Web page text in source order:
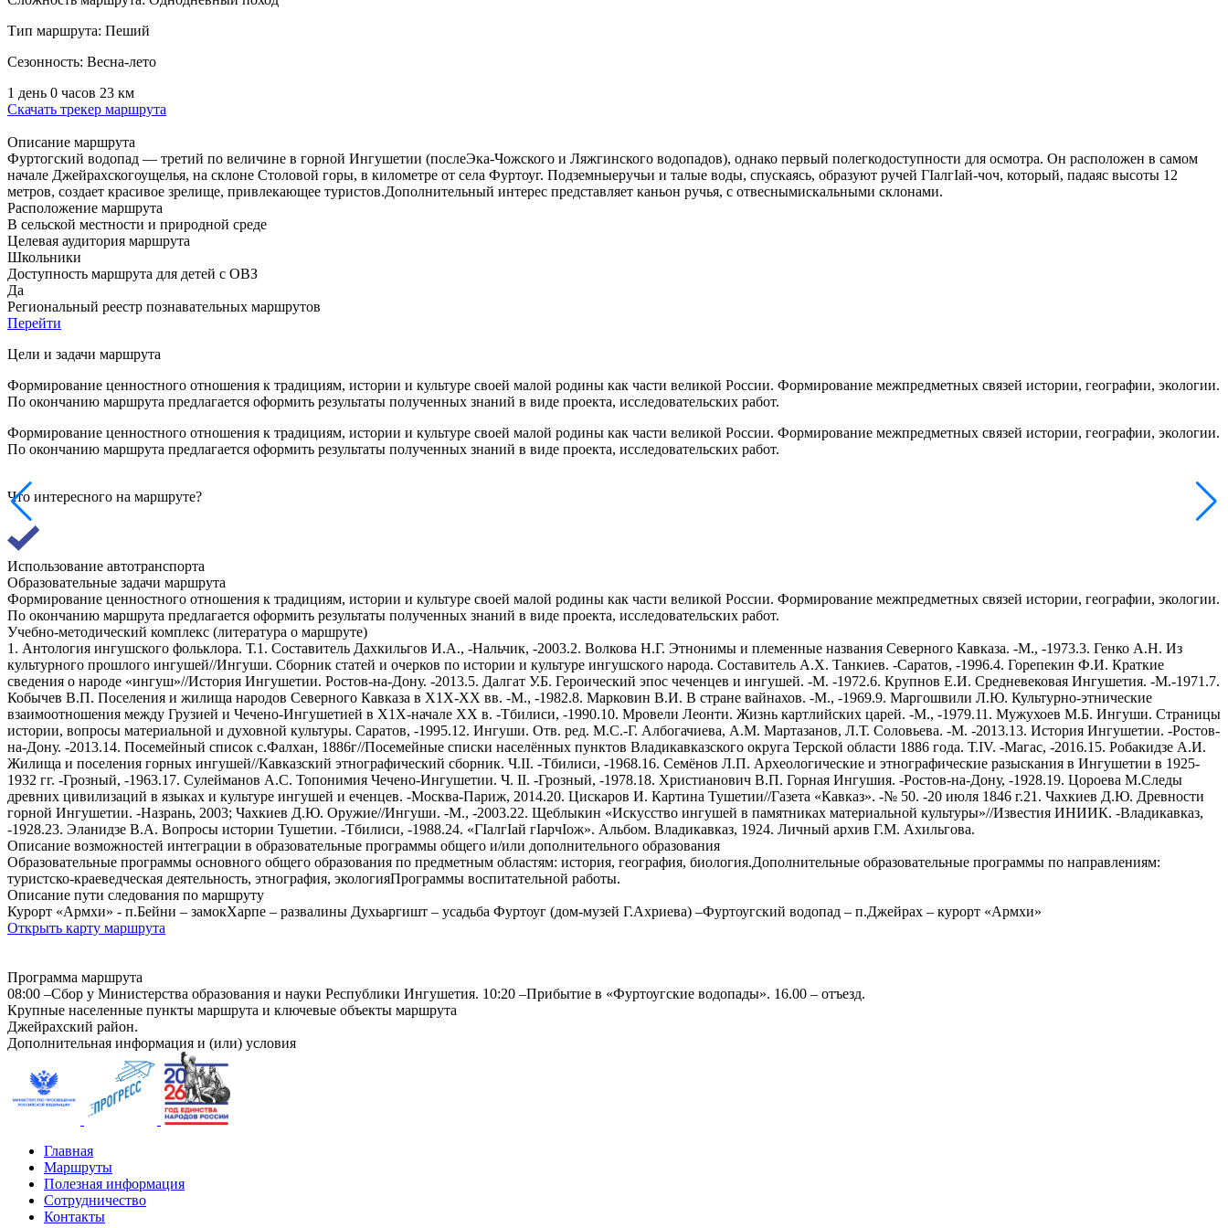
Тип маршрута: Пеший
Сезонность: Весна-лето
1 день 0 часов 23 км
Скачать трекер маршрута
Описание маршрута
Фуртогский водопад — третий по величине в горной Ингушетии (послеЭка-Чожского и Ляжгинского водопадов), однако первый полегкодоступности для осмотра. Он расположен в самом
начале Джейрахскогоущелья, на склоне Столовой горы, в километре от села Фуртоуг. Подземныеручьи и талые воды, спускаясь, образуют ручей ГIалгIай-чоч, который, падаяс высоты 12
метров, создает красивое зрелище, привлекающее туристов.Дополнительный интерес представляет каньон ручья, с отвеснымискальными склонами.
Расположение маршрута
В сельской местности и природной среде
Целевая аудитория маршрута
Школьники
Доступность маршрута для детей с ОВЗ
Да
Региональный реестр познавательных маршрутов
Перейти
Цели и задачи маршрута
Формирование ценностного отношения к традициям, истории и культуре своей малой родины как части великой России. Формирование межпредметных связей истории, географии, экологии.
По окончанию маршрута предлагается оформить результаты полученных знаний в виде проекта, исследовательских работ.
Формирование ценностного отношения к традициям, истории и культуре своей малой родины как части великой России. Формирование межпредметных связей истории, географии, экологии.
По окончанию маршрута предлагается оформить результаты полученных знаний в виде проекта, исследовательских работ.
Что интересного на маршруте?
Использование автотранспорта
Образовательные задачи маршрута
Формирование ценностного отношения к традициям, истории и культуре своей малой родины как части великой России. Формирование межпредметных связей истории, географии, экологии.
По окончанию маршрута предлагается оформить результаты полученных знаний в виде проекта, исследовательских работ.
Учебно-методический комплекс (литература о маршруте)
1. Антология ингушского фольклора. Т.1. Составитель Дахкильгов И.А., -Нальчик, -2003.2. Волкова Н.Г. Этнонимы и племенные названия Северного Кавказа. -М., -1973.3. Генко А.Н. Из
культурного прошлого ингушей//Ингуши. Сборник статей и очерков по истории и культуре ингушского народа. Составитель А.Х. Танкиев. -Саратов, -1996.4. Горепекин Ф.И. Краткие
сведения о народе «ингуш»//История Ингушетии. Ростов-на-Дону. -2013.5. Далгат У.Б. Героический эпос чеченцев и ингушей. -М. -1972.6. Крупнов Е.И. Средневековая Ингушетия. -М.-1971.7.
Кобычев В.П. Поселения и жилища народов Северного Кавказа в X1X-XX вв. -М., -1982.8. Марковин В.И. В стране вайнахов. -М., -1969.9. Маргошвили Л.Ю. Культурно-этнические
взаимоотношения между Грузией и Чечено-Ингушетией в Х1Х-начале ХХ в. -Тбилиси, -1990.10. Мровели Леонти. Жизнь картлийских царей. -М., -1979.11. Мужухоев М.Б. Ингуши. Страницы
истории, вопросы материальной и духовной культуры. Саратов, -1995.12. Ингуши. Отв. ред. М.С.-Г. Албогачиева, А.М. Мартазанов, Л.Т. Соловьева. -М. -2013.13. История Ингушетии. -Ростов-
на-Дону. -2013.14. Посемейный список с.Фалхан, 1886г//Посемейные списки населённых пунктов Владикавказского округа Терской области 1886 года. Т.IV. -Магас, -2016.15. Робакидзе А.И.
Жилища и поселения горных ингушей//Кавказский этнографический сборник. Ч.II. -Тбилиси, -1968.16. Семёнов Л.П. Археологические и этнографические разыскания в Ингушетии в 1925-
1932 гг. -Грозный, -1963.17. Сулейманов А.С. Топонимия Чечено-Ингушетии. Ч. II. -Грозный, -1978.18. Христианович В.П. Горная Ингушия. -Ростов-на-Дону, -1928.19. Цороева М.Следы
древних цивилизаций в языках и культуре ингушей и еченцев. -Москва-Париж, 2014.20. Цискаров И. Картина Тушетии//Газета «Кавказ». -№ 50. -20 июля 1846 г.21. Чахкиев Д.Ю. Древности
горной Ингушетии. -Назрань, 2003; Чахкиев Д.Ю. Оружие//Ингуши. -М., -2003.22. Щеблыкин «Искусство ингушей в памятниках материальной культуры»//Известия ИНИИК. -Владикавказ,
-1928.23. Эланидзе В.А. Вопросы истории Тушетии. -Тбилиси, -1988.24. «ГIалгIай гIарчIож». Альбом. Владикавказ, 1924. Личный архив Г.М. Ахильгова.
Описание возможностей интеграции в образовательные программы общего и/или дополнительного образования
Образовательные программы основного общего образования по предметным областям: история, география, биология.Дополнительные образовательные программы по направлениям:
туристско-краеведческая деятельность, этнография, экологияПрограммы воспитательной работы.
Описание пути следования по маршруту
Курорт «Армхи» - п.Бейни – замокХарпе – развалины Духьаргишт – усадьба Фуртоуг (дом-музей Г.Ахриева) –Фуртоугский водопад – п.Джейрах – курорт «Армхи»
Открыть карту маршрута
Программа маршрута
08:00 –Сбор у Министерства образования и науки Республики Ингушетия. 10:20 –Прибытие в «Фуртоугские водопады». 16.00 – отъезд.
Крупные населенные пункты маршрута и ключевые объекты маршрута
Джейрахский район.
Дополнительная информация и (или) условия
Главная
Маршруты
Полезная информация
Сотрудничество
Контакты